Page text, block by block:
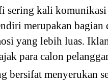
sering kali
merupakan
yang lebih luas.
para calon
bersifat menyerukan